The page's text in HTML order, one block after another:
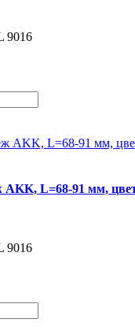
9016
AKK, L=68-91 мм,
9016